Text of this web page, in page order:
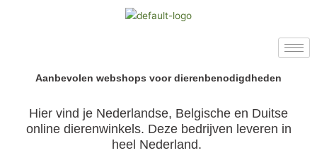
Aanbevolen webshops voor dierenbenodigdheden
Hier vind je Nederlandse, Belgische en Duitse
online dierenwinkels. Deze bedrijven leveren in
heel Nederland.